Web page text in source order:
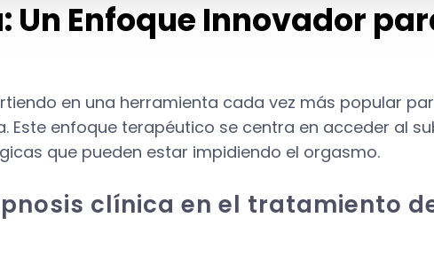
Un Enfoque Innovador
en una herramienta cada vez más popular
Este enfoque terapéutico se centra en acceder al
que pueden estar impidiendo el orgasmo.
clínica en el tratamiento